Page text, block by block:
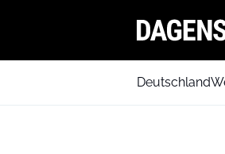
Deutschland